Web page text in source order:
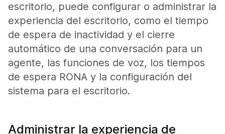
escritorio, puede configurar o administrar la
experiencia del escritorio, como el tiempo
de espera de inactividad y el cierre
automático de una conversación para un
agente, las funciones de voz, los tiempos
de espera RONA y la configuración del
sistema para el escritorio.
Administrar la experiencia de